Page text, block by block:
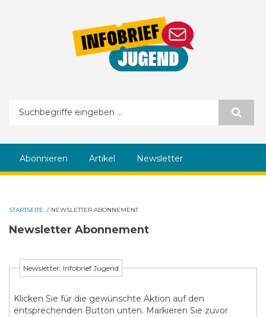
Suchformular
Abonnieren Artikel Newsletter
STARTSEITE / NEWSLETTER ABONNEMENT
Newsletter Abonnement
Newsletter: Infobrief Jugend
Klicken Sie für die gewünschte Aktion auf den
entsprechenden Button unten. Markieren Sie zuvor